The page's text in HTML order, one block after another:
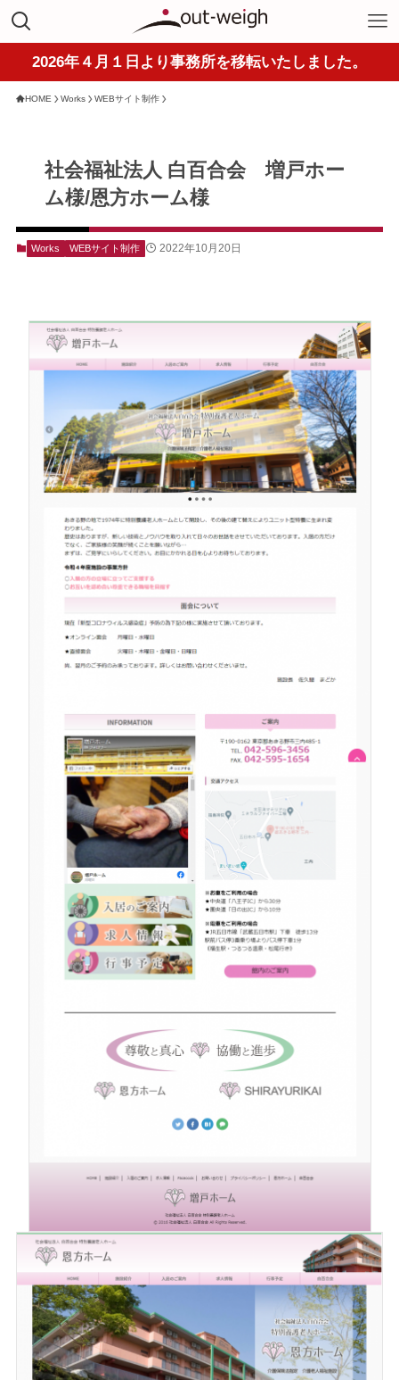
2026年４月１日より事務所を移転いたしました。
HOME Works WEBサイト制作
社会福祉法人 白百合会 増戸ホー
ム様/恩方ホーム様
Works WEBサイト制作 2022年10月20日